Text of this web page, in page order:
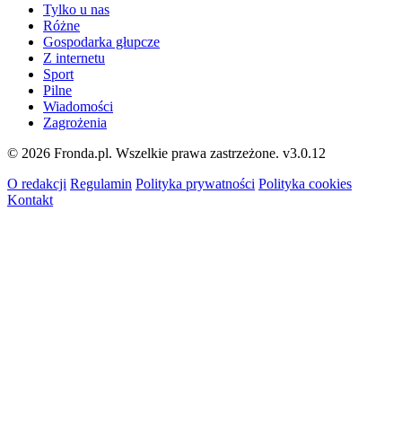
Tylko u nas
Różne
Gospodarka głupcze
Z internetu
Sport
Pilne
Wiadomości
Zagrożenia
© 2026 Fronda.pl. Wszelkie prawa zastrzeżone. v3.0.12
O redakcji Regulamin Polityka prywatności Polityka cookies
Kontakt